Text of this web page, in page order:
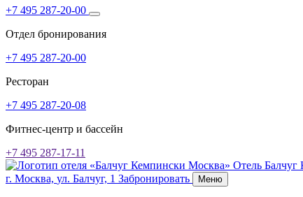
+7 495 287-20-00
Отдел бронирования
+7 495 287-20-00
Ресторан
+7 495 287-20-08
Фитнес-центр и бассейн
+7 495 287-17-11
Отель
г. Москва, ул. Балчуг, 1 Забронировать Меню